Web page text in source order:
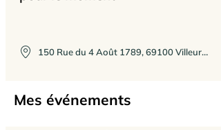
150 Rue du 4 Août 1789, 69100 Villeurbanne, France
Mes événements